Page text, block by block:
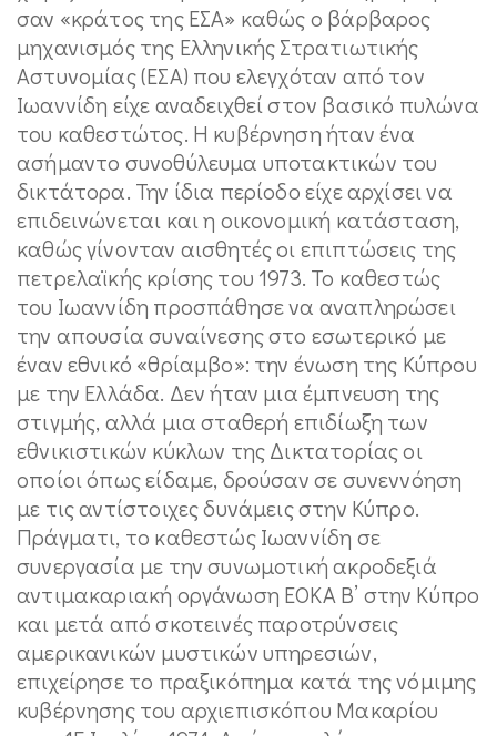
σαν «κράτος της ΕΣΑ» καθώς ο βάρβαρος
μηχανισμός της Ελληνικής Στρατιωτικής
Αστυνομίας (ΕΣΑ) που ελεγχόταν από τον
Ιωαννίδη είχε αναδειχθεί στον βασικό πυλώνα
του καθεστώτος. Η κυβέρνηση ήταν ένα
ασήμαντο συνοθύλευμα υποτακτικών του
δικτάτορα. Την ίδια περίοδο είχε αρχίσει να
επιδεινώνεται και η οικονομική κατάσταση,
καθώς γίνονταν αισθητές οι επιπτώσεις της
πετρελαϊκής κρίσης του 1973. Το καθεστώς
του Ιωαννίδη προσπάθησε να αναπληρώσει
την απουσία συναίνεσης στο εσωτερικό με
έναν εθνικό «θρίαμβο»: την ένωση της Κύπρου
με την Ελλάδα. Δεν ήταν μια έμπνευση της
στιγμής, αλλά μια σταθερή επιδίωξη των
εθνικιστικών κύκλων της Δικτατορίας οι
οποίοι όπως είδαμε, δρούσαν σε συνεννόηση
με τις αντίστοιχες δυνάμεις στην Κύπρο.
Πράγματι, το καθεστώς Ιωαννίδη σε
συνεργασία με την συνωμοτική ακροδεξιά
αντιμακαριακή οργάνωση ΕΟΚΑ Β’ στην Κύπρο
και μετά από σκοτεινές παροτρύνσεις
αμερικανικών μυστικών υπηρεσιών,
επιχείρησε το πραξικόπημα κατά της νόμιμης
κυβέρνησης του αρχιεπισκόπου Μακαρίου